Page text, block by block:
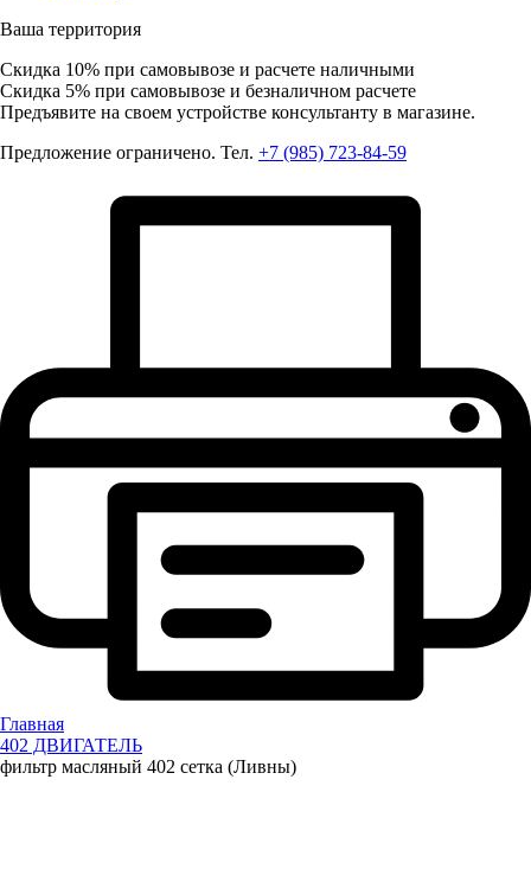
Ваша территория
Скидка 10% при самовывозе и расчете наличными
Скидка 5% при самовывозе и безналичном расчете
Предъявите на своем устройстве консультанту в магазине.
Предложение ограничено. Тел. +7 (985) 723-84-59
Главная
402 ДВИГАТЕЛЬ
фильтр масляный 402 сетка (Ливны)